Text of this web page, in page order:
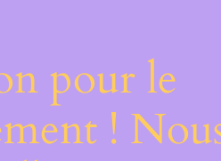
pour le
!